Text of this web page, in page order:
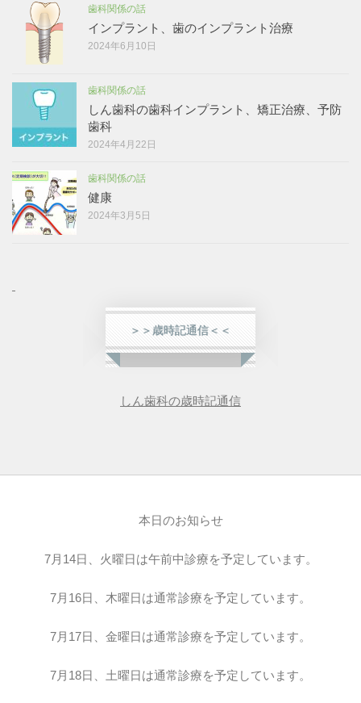
歯科関係の話
インプラント、歯のインプラント治療
2024年6月10日
歯科関係の話
しん歯科の歯科インプラント、矯正治療、予防
歯科
2024年4月22日
歯科関係の話
健康
2024年3月5日
＞＞歳時記通信＜＜
しん歯科の歳時記通信
本日のお知らせ
7月14日、火曜日は午前中診療を予定しています。
7月16日、木曜日は通常診療を予定しています。
7月17日、金曜日は通常診療を予定しています。
7月18日、土曜日は通常診療を予定しています。